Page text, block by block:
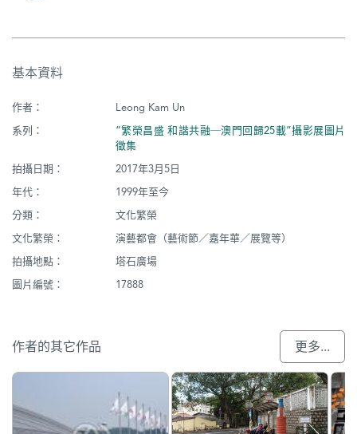
教
街
基本資料
作者：
Leong Kam Un
系列：
“繁榮昌盛 和諧共融─澳門回歸25載”攝影展圖片
徵集
拍攝日期：
2017年3月5日
年代：
1999年至今
分類：
文化繁榮
文化繁榮：
演藝都會（藝術節／嘉年華／展覽等）
拍攝地點：
塔石廣場
圖片編號：
17888
作者的其它作品 更多...